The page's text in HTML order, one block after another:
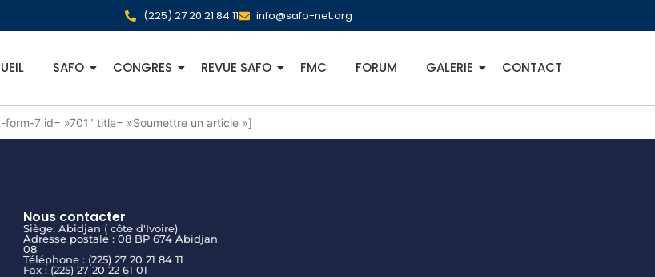
(225) 27 20 21 84 11 info@safo-net.org
SAFO CONGRES REVUE SAFO FMC FORUM GALERIE CONTACT
form-7 id= »701″ title= »Soumettre un article »]
Nous contacter
Siège: Abidjan ( côte d'Ivoire)
Adresse postale : 08 BP 674 Abidjan
08
Téléphone : (225) 27 20 21 84 11
Fax : (225) 27 20 22 61 01